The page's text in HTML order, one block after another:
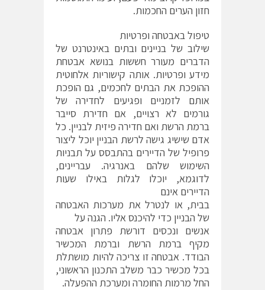
חזון הערים החכמות.
טיפול באבטחה ופרטיות
שילוב של בניינים ובתים באינטרנט של
הדברים מעורר חששות בנושא אבטחת
מידע ופרטיות. אותה קישוריות אלחוטית
ההופכת את הבתים לחכמים, גם הופכת
אותם לזמניים ופגיעים לחדירה של
גורמים לא רצויים, אם חדירת סייבר
ברמת הרשת ואם חדירה פיזית לבניין. כל
אדם שישיג גישה לרשת הבניין יוכל ליצור
פרופיל של הדיירים בהתבסס על תבניות
השימוש שלהם באנרגיה. עבריינים,
לדוגמא, יוכלו לגלות באילו שעות
הדיירים אינם
בבית, או לנטרל את מערכות האבטחה
של הבניין כדי להיכנס אליו. הגנה על
אנשים ונכסים דורשת פתרון אבטחה
מקיף ברמת הרשת וברמת המכשיר
הבודד. אבטחה זו צריכה להיות מושתלת
בכל מכשיר כבר משלב התכנון הראשוני,
החל מרמות החומרה ומערכת ההפעלה.